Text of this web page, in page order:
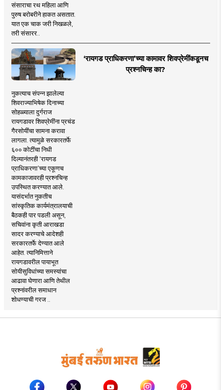
संसाराचा रथ महिला आणि
पुरुष बरोबरीने हाकत असतात.
यात एक चाक जरी निखळले,
तरी संसारर..
‘रायगड प्राधिकरणा’च्या कामावर शिवप्रेमींकडूनच
प्रश्नचिन्ह का?
नुकत्याच संपन्न झालेल्या
शिवराज्याभिषेक दिनाच्या
सोहळ्याला दुर्गराज
रायगडावर शिवप्रेमींना प्रचंड
गैरसोयींचा सामना करावा
लागला. त्यामुळे सरकारतर्फे
६०० कोटींचा निधी
दिल्यानंतरही ‘रायगड
प्राधिकरणा’च्या एकूणच
कामकाजावरही प्रश्नचिन्ह
उपस्थित करण्यात आले.
यासंदर्भात नुकतीच
सांस्कृतिक कार्यमंत्रालयाची
बैठकही पार पडली असून,
सचिवांना कृती आराखडा
सादर करण्याचे आदेशही
सरकारतर्फे देण्यात आले
आहेत. त्यानिमित्ताने
रायगडावरील पायाभूत
सोयीसुविधांच्या समस्यांचा
आढावा घेणारा आणि तेथील
प्रश्नांवरील समाधान
शोधण्याची गरज ..